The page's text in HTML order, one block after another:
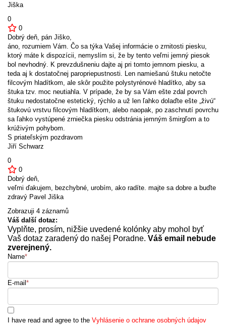
Jiška
0
0
Dobrý deň, pán Jiško,
áno, rozumiem Vám. Čo sa týka Vašej informácie o zrnitosti piesku,
ktorý máte k dispozícii, nemyslím si, že by tento veľmi jemný piesok
bol nevhodný. K prevzdušneniu dajte aj pri tomto jemnom piesku, a
teda aj k dostatočnej paropriepustnosti. Len namiešanú štuku netočte
filcovým hladítkom, ale skôr použite polystyrénové hladítko, aby sa
štuka tzv. moc neutiahla. V prípade, že by sa Vám ešte zdal povrch
štuku nedostatočne estetický, rýchlo a už len ľahko dolaďte ešte „živú“
štukovú vrstvu filcovým hladítkom, alebo naopak, po zaschnutí povrchu
sa ľahko vystúpené zrniečka piesku odstránia jemným šmirgľom a to
krúživým pohybom.
S priateľským pozdravom
Jiří Schwarz
0
0
Dobrý deň,
veľmi ďakujem, bezchybné, urobím, ako radíte. majte sa dobre a buďte
zdravý Pavel Jiška
Zobrazuji 4 záznamů
Váš další dotaz:
Vyplňte, prosím, nižšie uvedené kolónky aby mohol byť
Vaš dotaz zaradený do našej Poradne. Váš email nebude
zverejnený.
Name*
E-mail *
I have read and agree to the Vyhlásenie o ochrane osobných údajov